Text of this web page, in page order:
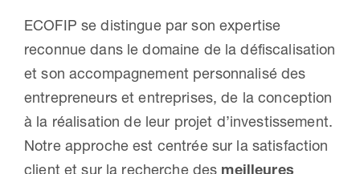
ECOFIP se distingue par son expertise
reconnue dans le domaine de la défiscalisation
et son accompagnement personnalisé des
entrepreneurs et entreprises, de la conception
à la réalisation de leur projet d’investissement.
Notre approche est centrée sur la satisfaction
client et sur la recherche des meilleures